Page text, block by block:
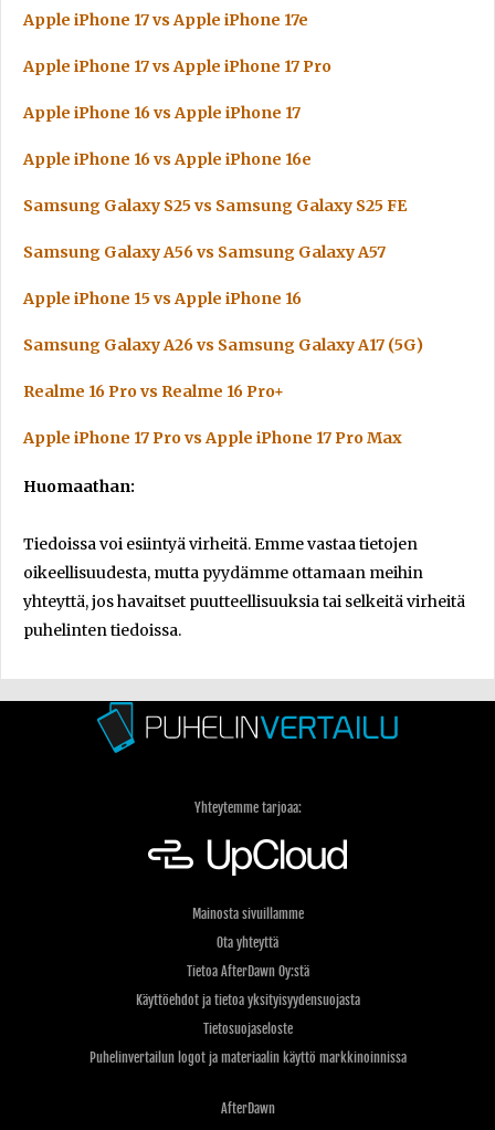
Apple iPhone 17 vs Apple iPhone 17e
Apple iPhone 17 vs Apple iPhone 17 Pro
Apple iPhone 16 vs Apple iPhone 17
Apple iPhone 16 vs Apple iPhone 16e
Samsung Galaxy S25 vs Samsung Galaxy S25 FE
Samsung Galaxy A56 vs Samsung Galaxy A57
Apple iPhone 15 vs Apple iPhone 16
Samsung Galaxy A26 vs Samsung Galaxy A17 (5G)
Realme 16 Pro vs Realme 16 Pro+
Apple iPhone 17 Pro vs Apple iPhone 17 Pro Max
Huomaathan:
Tiedoissa voi esiintyä virheitä. Emme vastaa tietojen
oikeellisuudesta, mutta pyydämme ottamaan meihin
yhteyttä, jos havaitset puutteellisuuksia tai selkeitä virheitä
puhelinten tiedoissa.
Yhteytemme tarjoaa:
Mainosta sivuillamme
Ota yhteyttä
Tietoa AfterDawn Oy:stä
Käyttöehdot ja tietoa yksityisyydensuojasta
Tietosuojaseloste
Puhelinvertailun logot ja materiaalin käyttö markkinoinnissa
AfterDawn